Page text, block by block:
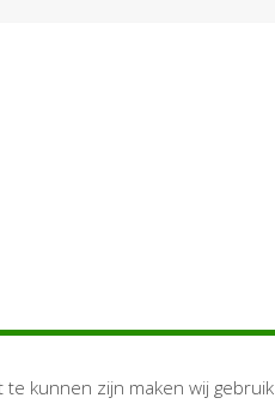
kunnen zijn maken wij